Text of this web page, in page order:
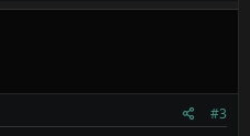
#3